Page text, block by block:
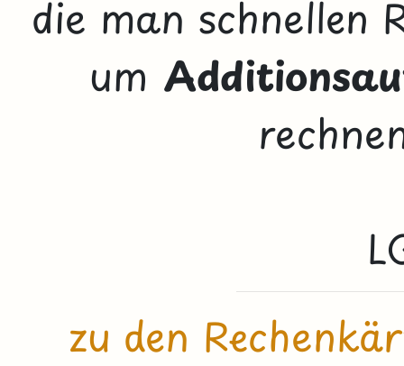
die man schnellen
um
zu den